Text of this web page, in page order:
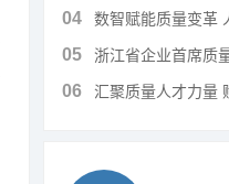
04
05
06